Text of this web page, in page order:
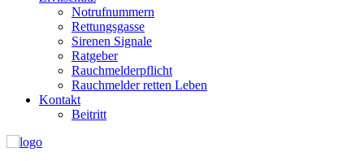
Notrufnummern
Rettungsgasse
Sirenen Signale
Ratgeber
Rauchmelderpflicht
Rauchmelder retten Leben
Kontakt
Beitritt